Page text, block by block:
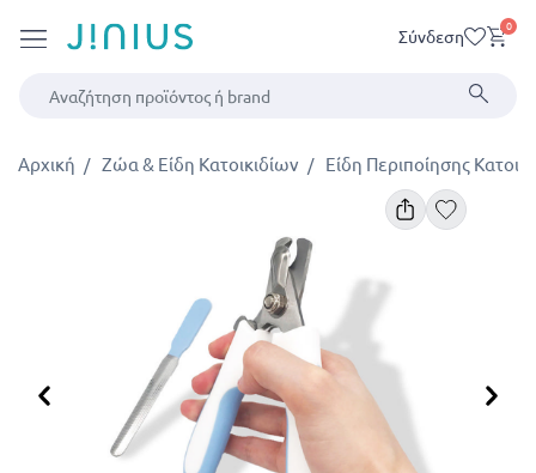
Σύνδεση 0
Αρχική Ζώα & Είδη Κατοικιδίων Είδη Περιποίησης
Προηγούμενο